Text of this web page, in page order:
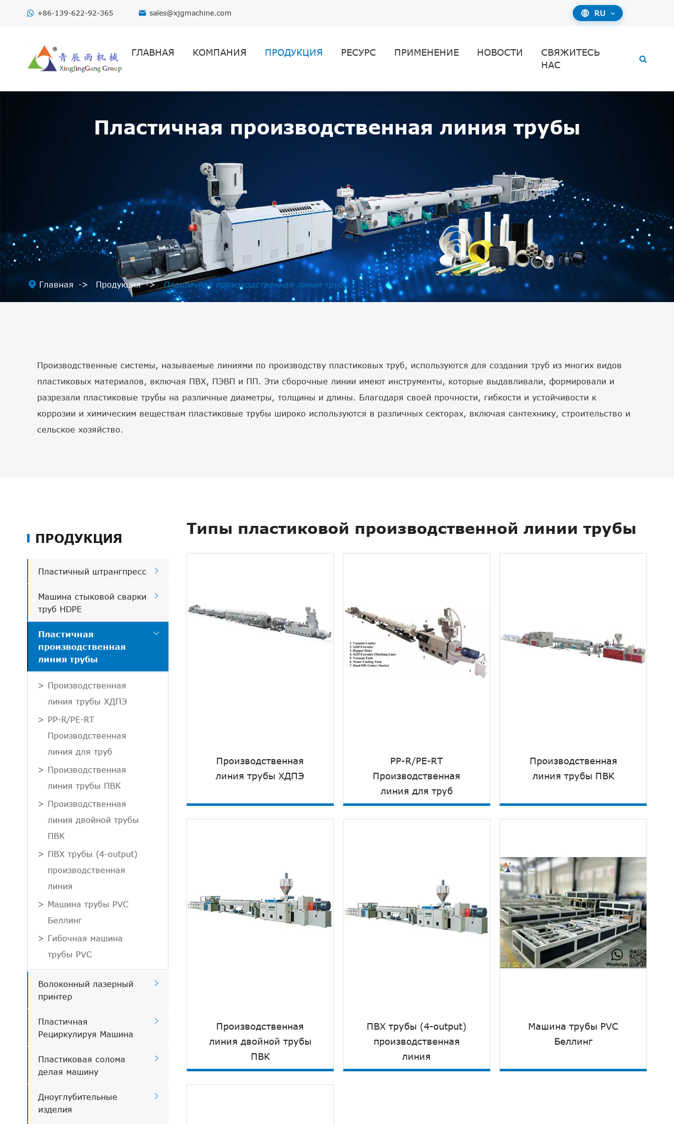
+86-139-622-92-365  sales@xjgmachine.com  RU
ГЛАВНАЯ КОМПАНИЯ ПРОДУКЦИЯ РЕСУРС ПРИМЕНЕНИЕ НОВОСТИ
СВЯЖИТЕСЬ
НАС
Пластичная производственная линия трубы
 Главная Продукция Пластичная производственная линия трубы
Производственные системы, называемые линиями по производству пластиковых труб, используются для создания труб из многих видов
пластиковых материалов, включая ПВХ, ПЭВП и ПП. Эти сборочные линии имеют инструменты, которые выдавливали, формировали и
разрезали пластиковые трубы на различные диаметры, толщины и длины. Благодаря своей прочности, гибкости и устойчивости к
коррозии и химическим веществам пластиковые трубы широко используются в различных секторах, включая сантехнику, строительство и
сельское хозяйство.
ПРОДУКЦИЯ
Пластичный штрангпресс 
Машина стыковой сварки
труб HDPE

Пластичная
производственная
линия трубы

Производственная
линия трубы ХДПЭ
PP-R/PE-RT
Производственная
линия для труб
Производственная
линия трубы ПВК
Производственная
линия двойной трубы
ПВК
ПВХ трубы (4-output)
производственная
линия
Машина трубы PVC
Беллинг
Гибочная машина
трубы PVC
Волоконный лазерный
принтер

Пластичная
Рециркулируя Машина

Пластиковая солома
делая машину

Дноуглубительные
изделия

Типы пластиковой производственной линии трубы
Производственная
линия трубы ХДПЭ
Подробнее 
PP-R/PE-RT
Производственная
линия для труб
Подробнее 
Производственная
линия трубы ПВК
Подробнее
Производственная
линия двойной трубы
ПВК
ПВХ трубы (4-output)
производственная
линия
Машина трубы PVC
Беллинг